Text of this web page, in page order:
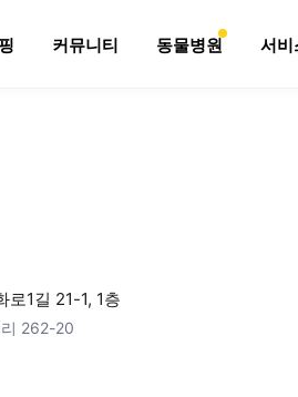
커뮤니티 동물병원 서비
로1길 21-1, 1층
262-20